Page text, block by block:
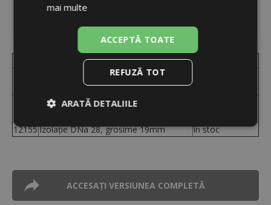
Izolație DNa 18, grosime 19mm, se
vinde la metru
Izolație DNa 22, grosime 19 mm, se
12155Izolație DNa 28, grosime 19mm în stoc
ACCESAȚI VERSIUNEA COMPLETĂ
mai multe
ACCEPTĂ TOATE
REFUZĂ TOT
ARATĂ DETALIILE
Strict
necesare
De
performanță
De
targetare
De
funcţionalitate
Neclasificate